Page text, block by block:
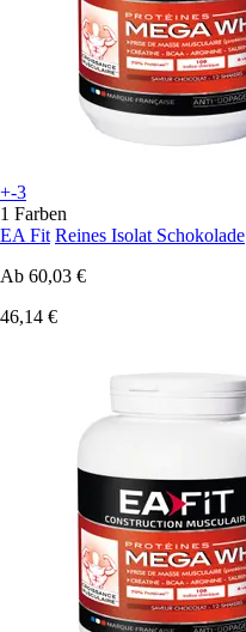
+-3
1 Farben
EA Fit Reines Isolat Schokolade
Ab 60,03 €
46,14 €